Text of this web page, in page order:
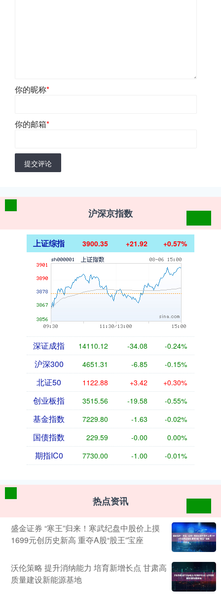
你的昵称*
你的邮箱*
提交评论
沪深京指数
上证综指 3900.35 +21.92 +0.57%
深证成指 14110.12 -34.08 -0.24%
沪深300 4651.31 -6.85 -0.15%
北证50 1122.88 +3.42 +0.30%
创业板指 3515.56 -19.58 -0.55%
基金指数 7229.80 -1.63 -0.02%
国债指数 229.59 -0.00 0.00%
期指IC0 7730.00 -1.00 -0.01%
热点资讯
盛金证券 “寒王”归来！寒武纪盘中股价上摸
1699元创历史新高 重夺A股“股王”宝座
沃伦策略 提升消纳能力 培育新增长点 甘肃高
质量建设新能源基地